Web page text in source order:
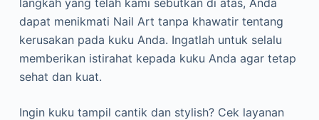
dapat menikmati Nail Art tanpa khawatir tentang
kerusakan pada kuku Anda. Ingatlah untuk selalu
memberikan istirahat kepada kuku Anda agar tetap
sehat dan kuat.
Ingin kuku tampil cantik dan stylish? Cek layanan